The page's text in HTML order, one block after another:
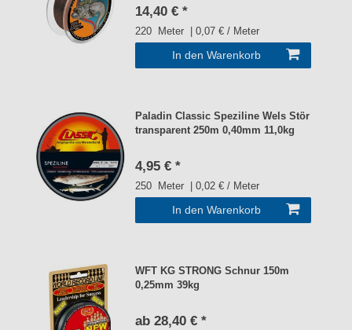
14,40 € *
220 Meter | 0,07 € / Meter
In den Warenkorb
Paladin Classic Speziline Wels Stör
transparent 250m 0,40mm 11,0kg
4,95 € *
250 Meter | 0,02 € / Meter
In den Warenkorb
WFT KG STRONG Schnur 150m
0,25mm 39kg
ab 28,40 € *